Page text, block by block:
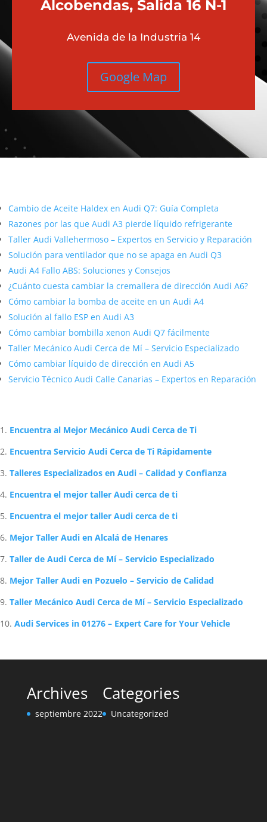
Alcobendas, Salida 16 N-1
Avenida de la Industria 14
Google Map
Cambio de Aceite Haldex en Audi Q7: Guía Completa
Razones por las que Audi A3 pierde líquido refrigerante
Taller Audi Vallehermoso – Expertos en Servicio y Reparación
Solución para ventilador que no se apaga en Audi Q3
Audi A4 Fallo ABS: Soluciones y Consejos
¿Cuánto cuesta cambiar la cremallera de dirección Audi A6?
Cómo cambiar la bomba de aceite en un Audi A4
Solución al fallo ESP en Audi A3
Cómo cambiar bombilla xenon Audi Q7 fácilmente
Taller Mecánico Audi Cerca de Mí – Servicio Especializado
Cómo cambiar líquido de dirección en Audi A5
Servicio Técnico Audi Calle Canarias – Expertos en Reparación
Encuentra al Mejor Mecánico Audi Cerca de Ti
Encuentra Servicio Audi Cerca de Ti Rápidamente
Talleres Especializados en Audi – Calidad y Confianza
Encuentra el mejor taller Audi cerca de ti
Encuentra el mejor taller Audi cerca de ti
Mejor Taller Audi en Alcalá de Henares
Taller de Audi Cerca de Mí – Servicio Especializado
Mejor Taller Audi en Pozuelo – Servicio de Calidad
Taller Mecánico Audi Cerca de Mí – Servicio Especializado
Audi Services in 01276 – Expert Care for Your Vehicle
Archives
septiembre 2022
Categories
Uncategorized